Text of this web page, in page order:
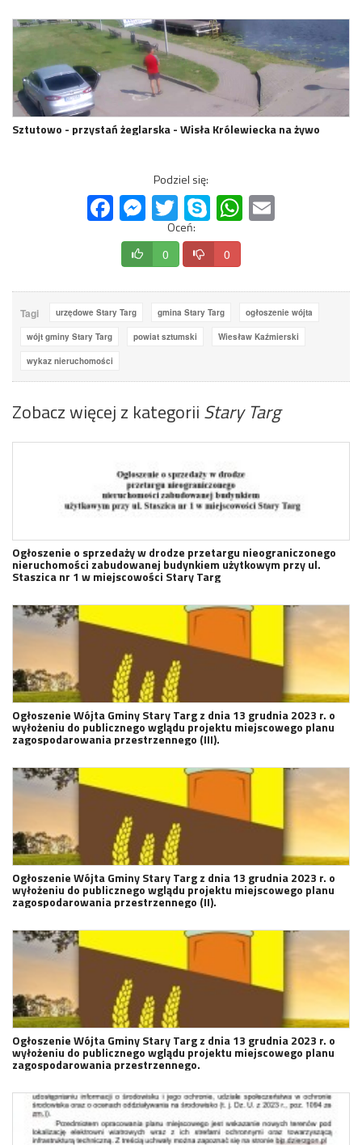
Sztutowo - przystań żeglarska - Wisła Królewiecka na żywo
Podziel się:
FacebookMessenger
Twitter Skype WhatsApp
Oceń:
0 0
Tagi urzędowe Stary Targ gmina Stary Targ ogłoszenie wójta
wójt gminy Stary Targ powiat sztumski Wiesław Kaźmierski
wykaz nieruchomości
Zobacz więcej z kategorii Stary Targ
Ogłoszenie o sprzedaży w drodze przetargu nieograniczonego
nieruchomości zabudowanej budynkiem użytkowym przy ul.
Staszica nr 1 w miejscowości Stary Targ
Ogłoszenie Wójta Gminy Stary Targ z dnia 13 grudnia 2023 r. o
wyłożeniu do publicznego wglądu projektu miejscowego planu
zagospodarowania przestrzennego (III).
Ogłoszenie Wójta Gminy Stary Targ z dnia 13 grudnia 2023 r. o
wyłożeniu do publicznego wglądu projektu miejscowego planu
zagospodarowania przestrzennego (II).
Ogłoszenie Wójta Gminy Stary Targ z dnia 13 grudnia 2023 r. o
wyłożeniu do publicznego wglądu projektu miejscowego planu
zagospodarowania przestrzennego.